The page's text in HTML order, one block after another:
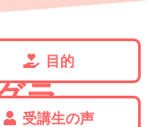
ラ
目的
受講生の声